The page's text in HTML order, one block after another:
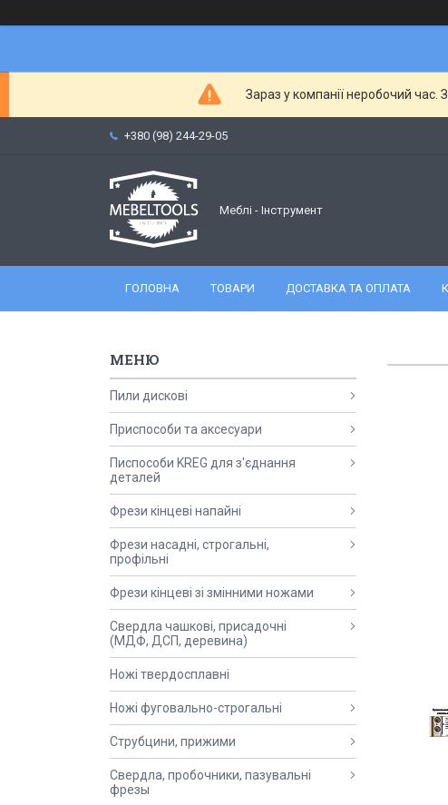
Зараз у компанії неробочий
+380 (98) 244-29-05
Меблі - Інструмент
ГОЛОВНА ТОВАРИ ДОСТАВКА ТА ОПЛАТА
Пили дискові
Приспособи та аксесуари
Писпособи KREG для з'єднання
деталей
Фрези кінцеві напайні
Фрези насадні, строгальні,
профільні
Фрези кінцеві зі змінними ножами
Свердла чашкові, присадочні
(МДФ, ДСП, деревина)
Ножі твердосплавні
Ножі фуговально-строгальні
Струбцини, прижими
Свердла, пробочники, пазувальні
фрезы